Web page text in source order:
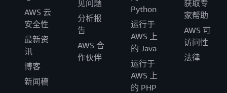
AWS 云
安全性
最新资
讯
博客
新闻稿
见问题
分析报
告
AWS 合
作伙伴
Python
运行于
AWS 上
的 Java
运行于
AWS 上
的 PHP
获取专
家帮助
AWS 可
访问性
法律